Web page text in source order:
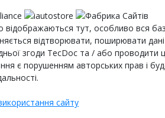
відображаються тут, особливо вся
відтворювати, поширювати
згоди TecDoc та / або проводити
є порушенням авторських прав і
сайту